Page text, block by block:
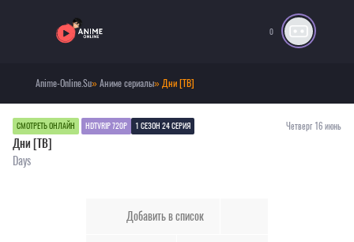
0
Anime-Online.Su»Аниме сериалы» Дни [ТВ]
СМОТРЕТЬ ОНЛАЙН HDTVRIP 720P 1 СЕЗОН 24 СЕРИЯ Четверг 16 июнь
Дни [ТВ]
Days
Добавить в список